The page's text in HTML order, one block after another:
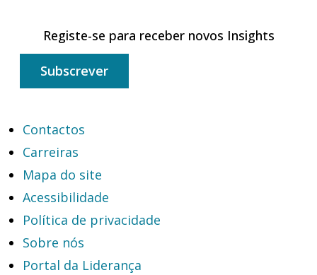
Registe-se para receber novos Insights
Subscrever
Contactos
Carreiras
Mapa do site
Acessibilidade
Política de privacidade
Sobre nós
Portal da Liderança